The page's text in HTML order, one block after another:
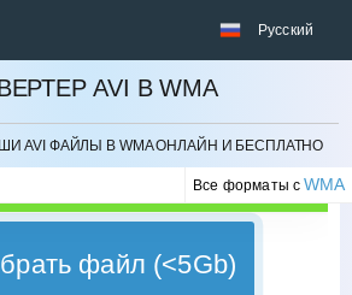
Русский
AVI В WMA
AVI ФАЙЛЫ В WMA ОНЛАЙН И БЕСПЛАТНО
Все форматы сWMA
ОТМЕНИТЬ
файл (<5Gb)